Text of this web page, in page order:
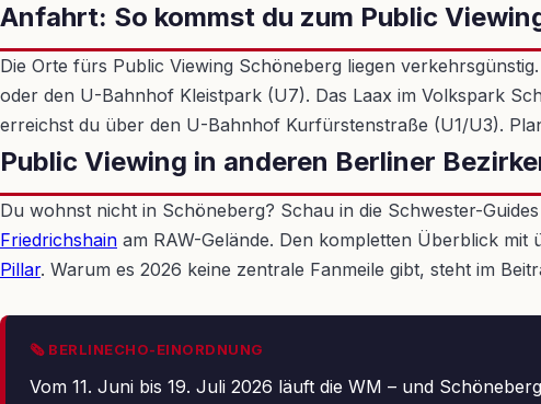
Anfahrt: So kommst du zum Public
Die Orte fürs Public Viewing Schöneberg liegen
oder den U-Bahnhof Kleistpark (U7). Das Laax im Volkspark
erreichst du über den U-Bahnhof Kurfürstenstraße (U1/U3).
Public Viewing in anderen Berliner
Du wohnst nicht in Schöneberg? Schau in die Schwester-
Friedrichshain am RAW-Gelände. Den kompletten Überblick mit
Pillar. Warum es 2026 keine zentrale Fanmeile gibt, steht im
🗞 BERLINECHO-EINORDNUNG
Vom 11. Juni bis 19. Juli 2026 läuft die WM – und